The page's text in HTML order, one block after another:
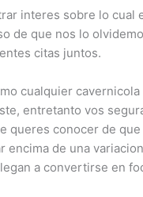
interes sobre lo cual
de que nos lo
citas juntos.
cualquier
entretanto vos
queres conocer de
encima de una
a convertirse en